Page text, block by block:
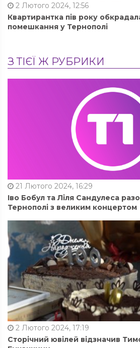
2 Лютого 2024, 12:56
Квартирантка пів року
помешкання у Тернополі
З ТІЄЇ Ж РУБРИКИ
21 Лютого 2024, 16:29
Іво Бобул та Ліля Сандулеса
Тернополі з великим концертом
2 Лютого 2024, 17:19
Сторічний ювілей відзначив